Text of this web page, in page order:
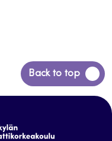
Back to top
Siirry
takaisin